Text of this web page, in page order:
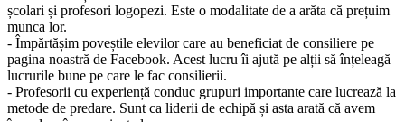
școlari și profesori logopezi. Este o modalitate de a arăta că prețuim
munca lor.
- Împărtășim poveștile elevilor care au beneficiat de consiliere pe
pagina noastră de Facebook. Acest lucru îi ajută pe alții să înțeleagă
lucrurile bune pe care le fac consilierii.
- Profesorii cu experiență conduc grupuri importante care lucrează la
metode de predare. Sunt ca liderii de echipă și asta arată că avem